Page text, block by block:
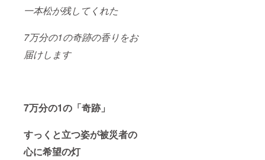
一本松が残してくれた
7万分の1の奇跡の香りをお
届けします
7万分の1の「奇跡」
すっくと立つ姿が被災者の
心に希望の灯